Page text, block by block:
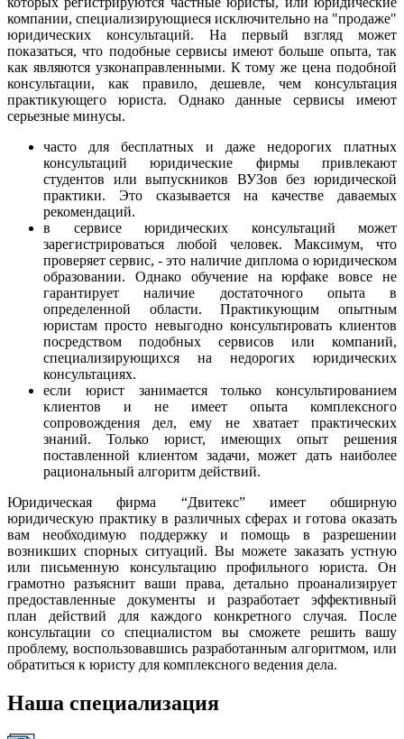
компании, специализирующиеся исключительно на "продаже"
юридических консультаций. На первый взгляд может
показаться, что подобные сервисы имеют больше опыта, так
как являются узконаправленными. К тому же цена подобной
консультации, как правило, дешевле, чем консультация
практикующего юриста. Однако данные сервисы имеют
серьезные минусы.
часто для бесплатных и даже недорогих платных
консультаций юридические фирмы привлекают
студентов или выпускников ВУЗов без юридической
практики. Это сказывается на качестве даваемых
рекомендаций.
в сервисе юридических консультаций может
зарегистрироваться любой человек. Максимум, что
проверяет сервис, - это наличие диплома о юридическом
образовании. Однако обучение на юрфаке вовсе не
гарантирует наличие достаточного опыта в
определенной области. Практикующим опытным
юристам просто невыгодно консультировать клиентов
посредством подобных сервисов или компаний,
специализирующихся на недорогих юридических
консультациях.
если юрист занимается только консультированием
клиентов и не имеет опыта комплексного
сопровождения дел, ему не хватает практических
знаний. Только юрист, имеющих опыт решения
поставленной клиентом задачи, может дать наиболее
рациональный алгоритм действий.
Юридическая фирма “Двитекс” имеет обширную
юридическую практику в различных сферах и готова оказать
вам необходимую поддержку и помощь в разрешении
возникших спорных ситуаций. Вы можете заказать устную
или письменную консультацию профильного юриста. Он
грамотно разъяснит ваши права, детально проанализирует
предоставленные документы и разработает эффективный
план действий для каждого конкретного случая. После
консультации со специалистом вы сможете решить вашу
проблему, воспользовавшись разработанным алгоритмом, или
обратиться к юристу для комплексного ведения дела.
Наша специализация